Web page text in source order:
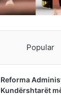
Popular
Reforma
Kundërshtarët